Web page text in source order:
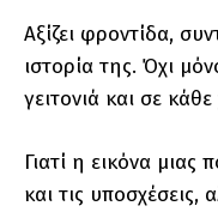
Αξίζει φροντίδα,
ιστορία της. Όχι
γειτονιά και σε
Γιατί η εικόνα μιας
και τις